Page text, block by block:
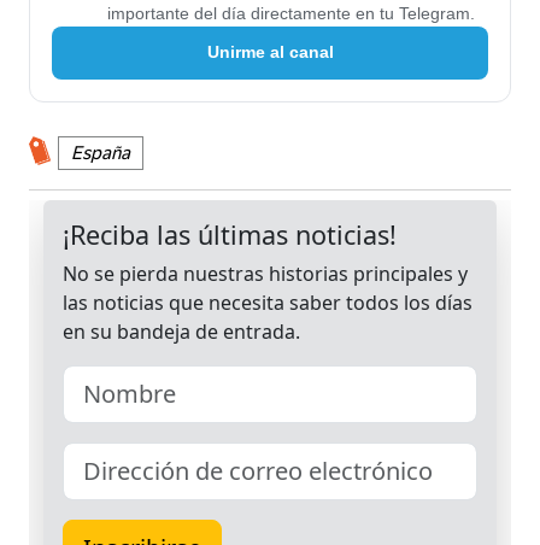
importante del día directamente en tu Telegram.
Unirme al canal
España